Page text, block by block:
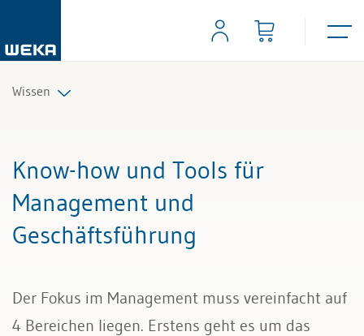
Wissen
Management
Führung & Kompetenzen
Recht
Know-how und Tools für
Management und
Geschäftsführung
Der Fokus im Management muss vereinfacht auf
4 Bereichen liegen. Erstens geht es um das